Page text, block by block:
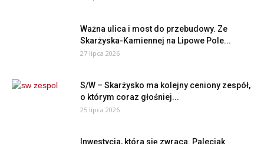
Ważna ulica i most do przebudowy. Ze
Skarżyska-Kamiennej na Lipowe Pole...
27 lipca 2026
S/W – Skarżysko ma kolejny ceniony zespół,
o którym coraz głośniej...
25 lipca 2026
Inwestycja, która się zwraca. Paleciak